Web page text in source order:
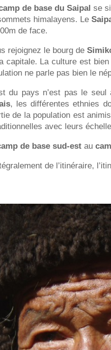
de base du Saipal se
himalayens. Le
de face.
rejoignez le bourg de
capitale. La culture est
ne parle pas bien le
du pays n’est pas le
, les différentes ethnies
de la population est
avec leurs
de base sud-estau
de l’itinéraire,